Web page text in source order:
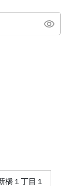
１丁目１